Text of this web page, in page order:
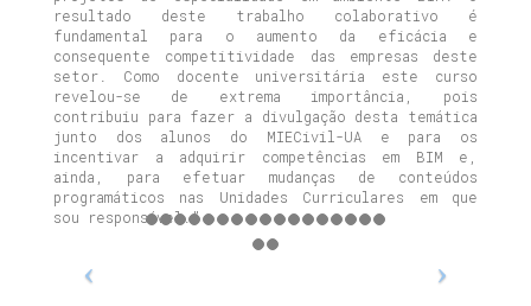
resultado deste trabalho colaborativo é
fundamental para o aumento da eficácia e
consequente competitividade das empresas deste
setor. Como docente universitária este curso
revelou-se de extrema importância, pois
contribuiu para fazer a divulgação desta temática
junto dos alunos do MIECivil-UA e para os
incentivar a adquirir competências em BIM e,
ainda, para efetuar mudanças de conteúdos
programáticos nas Unidades Curriculares em que
sou responsável.”